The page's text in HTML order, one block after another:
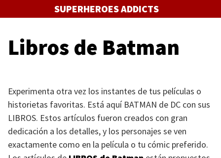
al
SUPERHEROES ADDICTS
Libros de Batman
Experimenta otra vez los instantes de tus películas o
historietas favoritas. Está aquí BATMAN de DC con sus
LIBROS. Estos artículos fueron creados con gran
dedicación a los detalles, y los personajes se ven
exactamente como en la película o tu cómic preferido.